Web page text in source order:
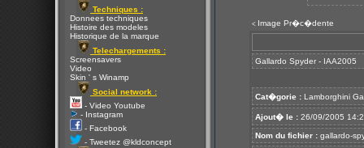
Techniques :
Donnees techniques
Histoire des modeles
Historique de la marque
Telechargements :
Screensavers
Video
Skin ' s Winamp
Social network :
- Video Youtube
- Instagram
- Facebook
- Tweetez @kldconcept
< Image Pr�c�dente
Gallardo Spyder - IAA2005
Cat�gorie : Lamborghini
Ajout� le : 26/09/2005
Nom du fichier : gallardo-